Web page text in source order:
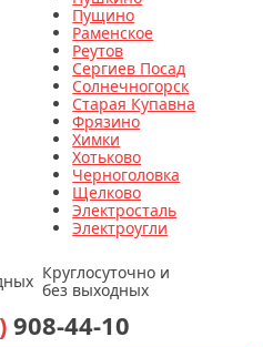
Пущино
Раменское
Реутов
Сергиев Посад
Солнечногорск
Старая Купавна
Фрязино
Химки
Хотьково
Черноголовка
Щелково
Электросталь
Электроугли
Круглосуточно и
без выходных
908-44-10